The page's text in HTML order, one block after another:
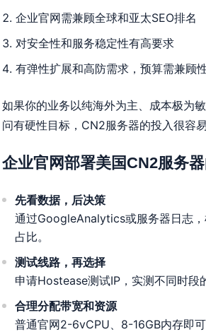
企业官网需兼顾全球和亚太SEO排名
对安全性和服务稳定性有高要求
有弹性扩展和高防需求，预算需兼顾
如果你的业务以纯海外为主、成本极为
问有硬性目标，CN2服务器的投入很容
企业官网部署美国CN2服务
先看数据，后决策
通过GoogleAnalytics或服务器日志
占比。
测试线路，再选择
申请Hostease测试IP，实测不同时
合理分配带宽和资源
普通官网2-6vCPU、8-16GB内存即